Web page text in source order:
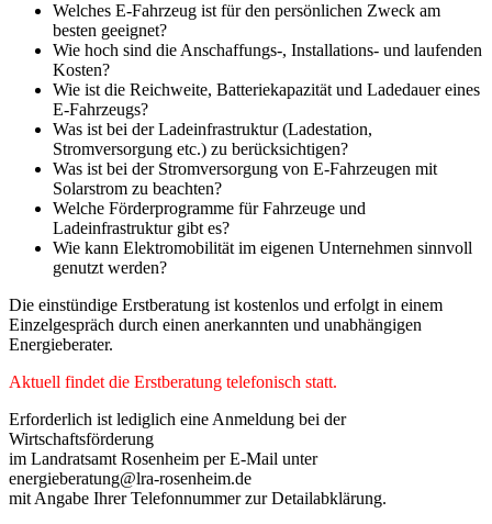
Welches E-Fahrzeug ist für den persönlichen Zweck am
besten geeignet?
Wie hoch sind die Anschaffungs-, Installations- und laufenden
Kosten?
Wie ist die Reichweite, Batteriekapazität und Ladedauer eines
E-Fahrzeugs?
Was ist bei der Ladeinfrastruktur (Ladestation,
Stromversorgung etc.) zu berücksichtigen?
Was ist bei der Stromversorgung von E-Fahrzeugen mit
Solarstrom zu beachten?
Welche Förderprogramme für Fahrzeuge und
Ladeinfrastruktur gibt es?
Wie kann Elektromobilität im eigenen Unternehmen sinnvoll
genutzt werden?
Die einstündige Erstberatung ist kostenlos und erfolgt in einem
Einzelgespräch durch einen anerkannten und unabhängigen
Energieberater.
Aktuell findet die Erstberatung telefonisch statt.
Erforderlich ist lediglich eine Anmeldung bei der
Wirtschaftsförderung
im Landratsamt Rosenheim per E-Mail unter
energieberatung@lra-rosenheim.de
mit Angabe Ihrer Telefonnummer zur Detailabklärung.